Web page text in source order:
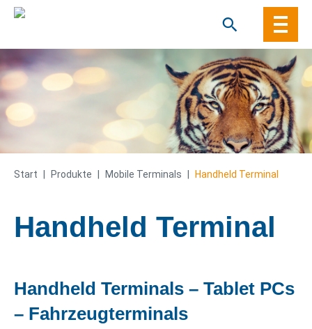
Skip
to
content
Start Produkte Mobile Terminals Handheld Terminal
Handheld Terminal
Handheld Terminals – Tablet PCs
– Fahrzeugterminals